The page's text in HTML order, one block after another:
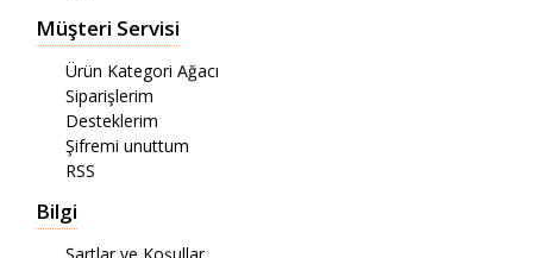
Müşteri Servisi
Ürün Kategori Ağacı
Siparişlerim
Desteklerim
Şifremi unuttum
RSS
Bilgi